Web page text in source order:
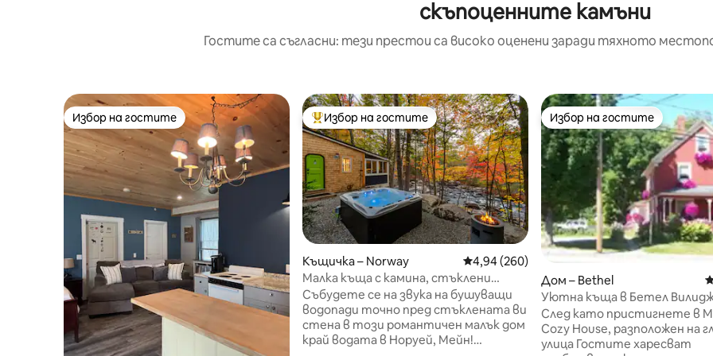
скъпоценните камъни
Гостите са съгласни: тези престои са високо оценени заради тяхното
Избор на гостите
Избор на гостите Най-популярен избор на гостите
Избор на гостите
Къщичка – Norway Средна оценка: 4,94 от 5, 260 отзива
4,94 (260)
Малка къща с камина, стъклени
стени и хидромасажна вана
Събудете се на звука на бушуващи
водопади точно пред стъклената ви
стена в този романтичен малък дом
край водата в Норуей, Мейн!
Избор на гостите
Избор на гостите
Дом – Bethel
Уютна къща в Бетел
След като пристигнете в
Cozy House, разположен на
улица Гостите харесват